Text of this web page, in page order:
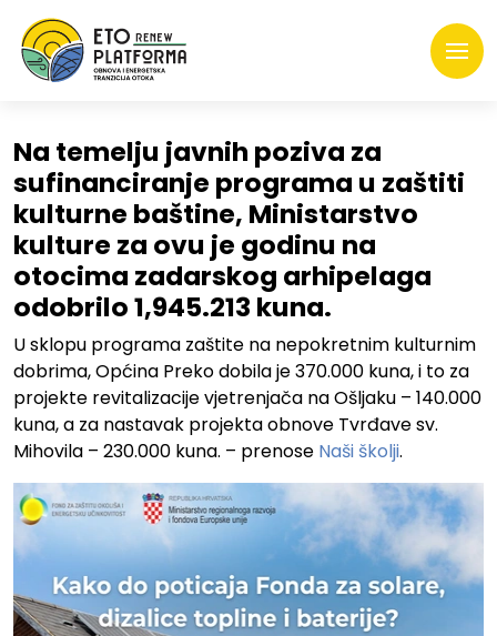
Na temelju javnih poziva za
sufinanciranje programa u zaštiti
kulturne baštine, Ministarstvo
kulture za ovu je godinu na
otocima zadarskog arhipelaga
odobrilo 1,945.213 kuna.
U sklopu programa zaštite na nepokretnim kulturnim
dobrima, Općina Preko dobila je 370.000 kuna, i to za
projekte revitalizacije vjetrenjača na Ošljaku – 140.000
kuna, a za nastavak projekta obnove Tvrđave sv.
Mihovila – 230.000 kuna. – prenose Naši školji.